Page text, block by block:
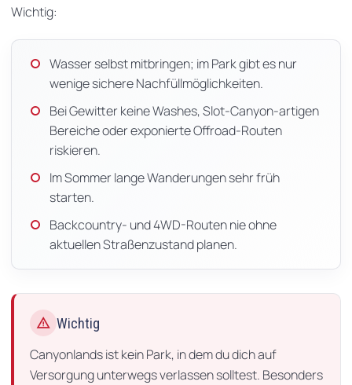
Wichtig:
Wasser selbst mitbringen; im Park gibt es nur
wenige sichere Nachfüllmöglichkeiten.
Bei Gewitter keine Washes, Slot-Canyon-artigen
Bereiche oder exponierte Offroad-Routen
riskieren.
Im Sommer lange Wanderungen sehr früh
starten.
Backcountry- und 4WD-Routen nie ohne
aktuellen Straßenzustand planen.
warning Wichtig
Canyonlands ist kein Park, in dem du dich auf
Versorgung unterwegs verlassen solltest. Besonders